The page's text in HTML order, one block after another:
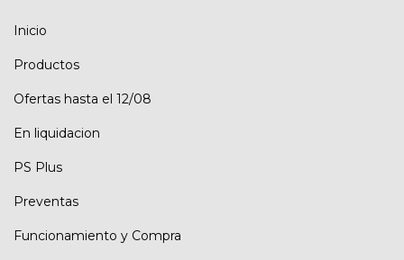
Inicio
Productos
Ofertas hasta el 12/08
En liquidacion
PS Plus
Preventas
Funcionamiento y Compra